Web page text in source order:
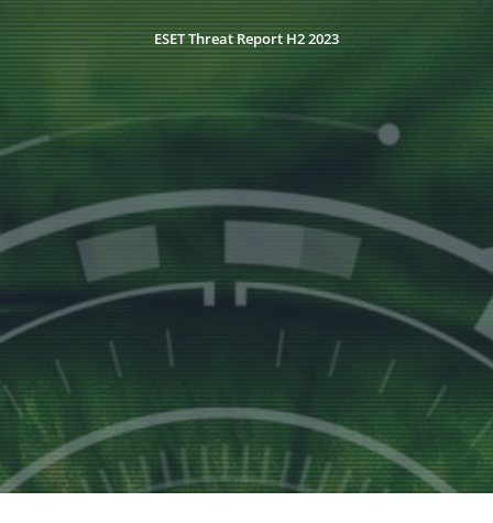
ESET Threat Report H2 2023